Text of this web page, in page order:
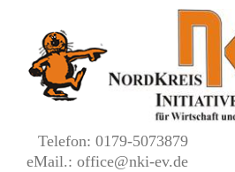
springen
Telefon: 0179-5073879
eMail.: office@nki-ev.de